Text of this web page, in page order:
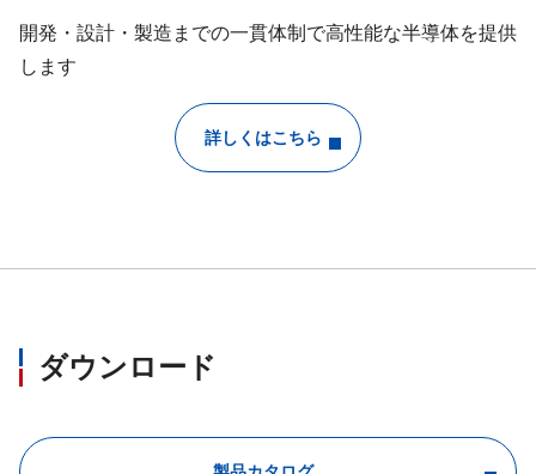
開発・設計・製造までの一貫体制で高性能な半導体を提供
します
詳しくはこちら
ダウンロード